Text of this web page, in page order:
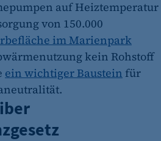
auf Heiztemperatur
von 150.000
im Marienpark
kein Rohstoff
ein wichtiger Baustein für